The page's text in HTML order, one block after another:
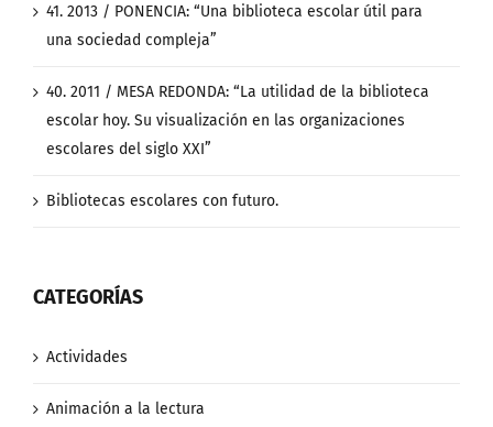
41. 2013 / PONENCIA: “Una biblioteca escolar útil para
una sociedad compleja”
40. 2011 / MESA REDONDA: “La utilidad de la biblioteca
escolar hoy. Su visualización en las organizaciones
escolares del siglo XXI”
Bibliotecas escolares con futuro.
CATEGORÍAS
Actividades
Animación a la lectura